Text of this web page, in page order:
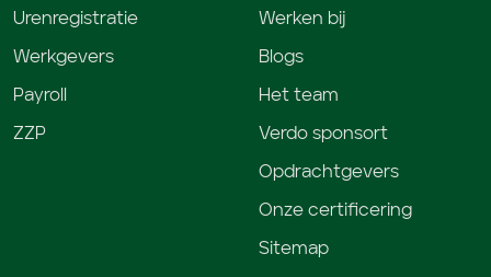
Urenregistratie
Werkgevers
Payroll
ZZP
Werken bij
Blogs
Het team
Verdo sponsort
Opdrachtgevers
Onze certificering
Sitemap